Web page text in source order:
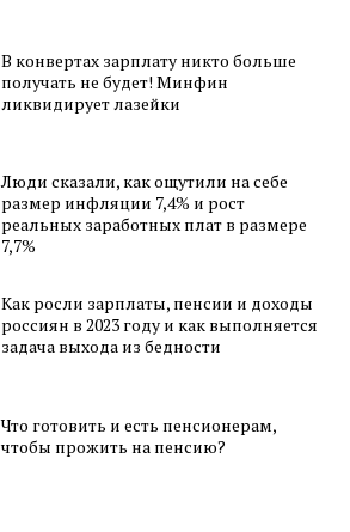
В конвертах зарплату никто больше
получать не будет! Минфин
ликвидирует лазейки
Люди сказали, как ощутили на себе
размер инфляции 7,4% и рост
реальных заработных плат в размере
7,7%
Как росли зарплаты, пенсии и доходы
россиян в 2023 году и как выполняется
задача выхода из бедности
Что готовить и есть пенсионерам,
чтобы прожить на пенсию?